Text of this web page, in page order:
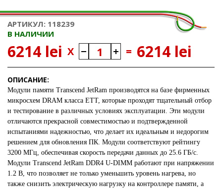
АРТИКУЛ: 118239
В НАЛИЧИИ
6214 lei X = 6214 lei
ОПИСАНИЕ:
Модули памяти Transcend JetRam производятся на базе фирменных
микросхем DRAM класса ETT, которые проходят тщательный отбор
и тестирование в различных условиях эксплуатации. Эти модули
отличаются прекрасной совместимостью и подтвержденной
испытаниями надежностью, что делает их идеальным и недорогим
решением для обновления ПК. Модули соответствуют рейтингу
3200 МГц, обеспечивая скорость передачи данных до 25.6 ГБ/с.
Модули Transcend JetRam DDR4 U-DIMM работают при напряжении
1.2 В, что позволяет не только уменьшить уровень нагрева, но
также снизить электрическую нагрузку на контроллере памяти, а